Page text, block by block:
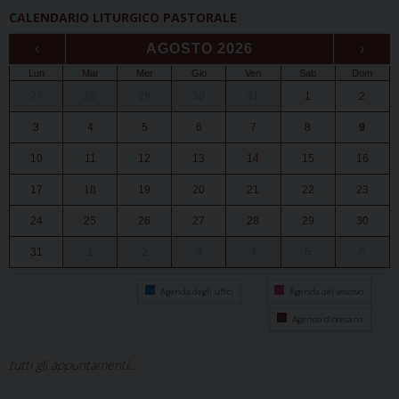
CALENDARIO LITURGICO PASTORALE
‹ AGOSTO 2026 ›
Lun Mar Mer Gio Ven Sab Dom
1 2
3 4 5 6 7 8 9
10 11 12 13 14 15 16
17 18 19 20 21 22 23
24 25 26 27 28 29 30
31
Agenda degli uffici Agenda del vescovo
Agenda diocesana
tutti gli appuntamenti...